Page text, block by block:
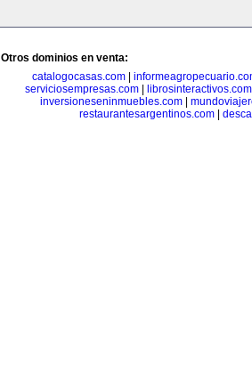
Otros dominios en venta:
catalogocasas.com
serviciosempresas.com| librosinteractivos.com
inversioneseninmuebles.com|
restaurantesargentinos.com|